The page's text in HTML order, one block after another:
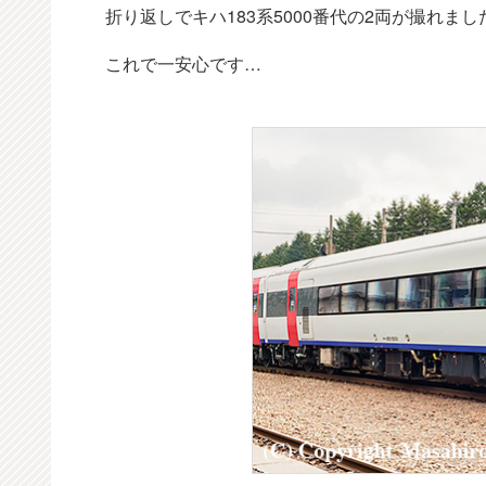
折り返しでキハ183系5000番代の2両が撮れまし
これで一安心です…